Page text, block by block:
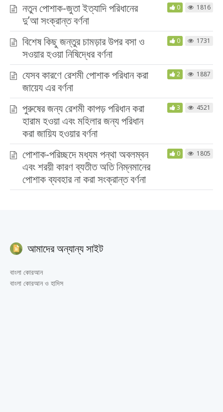
নতুন পোশাক-জুতা ইত্যাদি পরিধানের
দু’আ সংক্রান্ত বর্ণনা
0 1816
বিশেষ কিছু জন্তুর চামড়ার উপর বসা ও
সওয়ার হওয়া নিষিদ্ধের বর্ণনা
0 1731
যেসব কারণে রেশমী পোশাক পরিধান করা
জায়েয এর বর্ণনা
2 1887
পুরুষের জন্য রেশমী কাপড় পরিধান করা
হারাম হওয়া এবং মহিলার জন্য পরিধান
করা জায়িয হওয়ার বর্ণনা
3 4521
পোশাক-পরিচ্ছদে মধ্যম পন্থা অবলম্বন
এবং শরয়ী কারণ ব্যতীত অতি নিম্নমানের
পোশাক ব্যবহার না করা সংক্রান্ত বর্ণনা
0 1805
আমাদের অন্যান্য সাইট
বাংলা কোরআন
বাংলা কোরআন ও হাদিস